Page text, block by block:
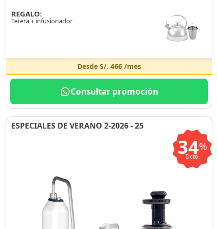
REGALO:
Tetera + infusionador
Desde S/. 466/mes
Consultar promoción
ESPECIALES DE VERANO 2-2026 - 25
34%
Dcto.